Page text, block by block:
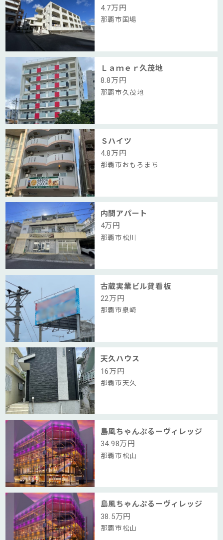
4.7万円
那覇市国場
Ｌａｍｅｒ久茂地
8.8万円
那覇市久茂地
Ｓハイツ
4.8万円
那覇市おもろまち
内間アパート
4万円
那覇市松川
古蔵実業ビル貸看板
22万円
那覇市泉崎
天久ハウス
16万円
那覇市天久
島風ちゃんぷるーヴィレッジ
34.98万円
那覇市松山
島風ちゃんぷるーヴィレッジ
38.5万円
那覇市松山